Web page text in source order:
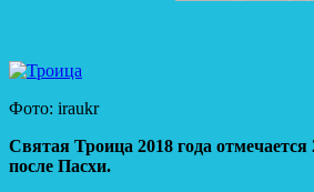
Фото: iraukr
Святая Троица 2018 года отмечается
после Пасхи.